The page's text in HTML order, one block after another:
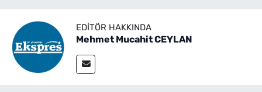
EDITÖR HAKKINDA
Mehmet Mucahit CEYLAN